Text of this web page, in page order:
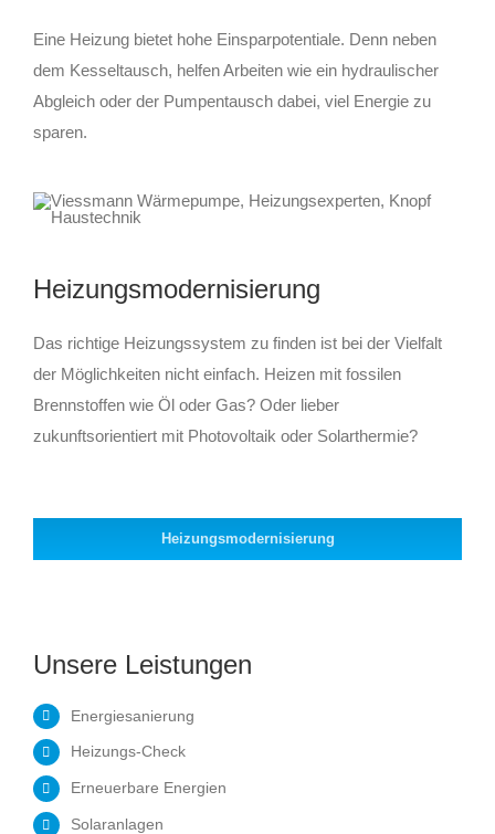
Eine Heizung bietet hohe Einsparpotentiale. Denn neben
dem Kesseltausch, helfen Arbeiten wie ein hydraulischer
Abgleich oder der Pumpentausch dabei, viel Energie zu
sparen.
Heizungsmodernisierung
Das richtige Heizungssystem zu finden ist bei der Vielfalt
der Möglichkeiten nicht einfach. Heizen mit fossilen
Brennstoffen wie Öl oder Gas? Oder lieber
zukunftsorientiert mit Photovoltaik oder Solarthermie?
Heizungsmodernisierung
Unsere Leistungen
Energiesanierung
Heizungs-Check
Erneuerbare Energien
Solaranlagen